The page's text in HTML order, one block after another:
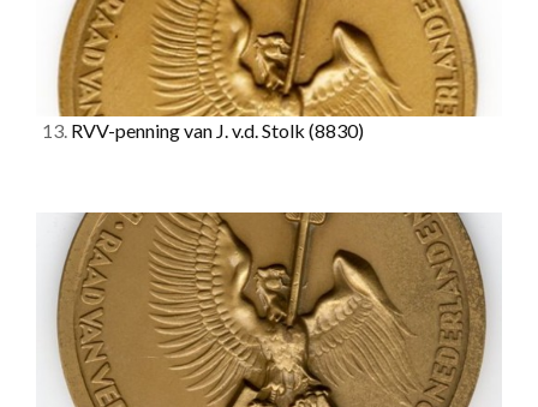
13. RVV-penning van J. v.d. Stolk (8830)